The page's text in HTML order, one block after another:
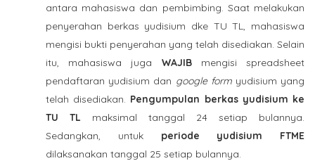
antara mahasiswa dan pembimbing. Saat melakukan
penyerahan berkas yudisium dke TU TL, mahasiswa
mengisi bukti penyerahan yang telah disediakan. Selain
itu, mahasiswa juga WAJIB mengisi spreadsheet
pendaftaran yudisium dan google formyudisium yang
telah disediakan. Pengumpulan berkas yudisium ke
TU TL maksimal tanggal 24 setiap bulannya.
Sedangkan, untuk periode yudisium FTME
dilaksanakan tanggal 25 setiap bulannya.